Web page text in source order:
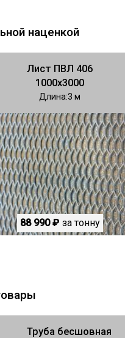
наценкой
Лист ПВЛ 406
1000х3000
Длина 3
88 990 ₽ за тонну
Труба бесшовная